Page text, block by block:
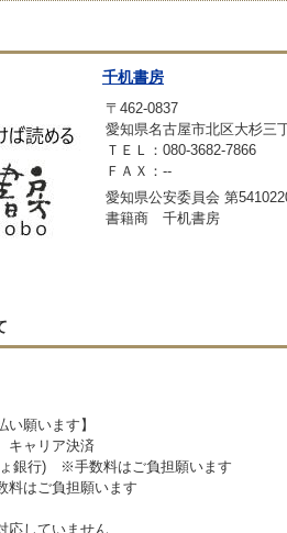
千机書房
〒462-0837
愛知県名古屋市北区大杉三
ＴＥＬ：080-3682-7866
ＦＡＸ：--
愛知県公安委員会 第
書籍商 千机書房
い願います】
キャリア決済
ょ銀行) ※手数料はご負担願います
はご負担願います
応していません